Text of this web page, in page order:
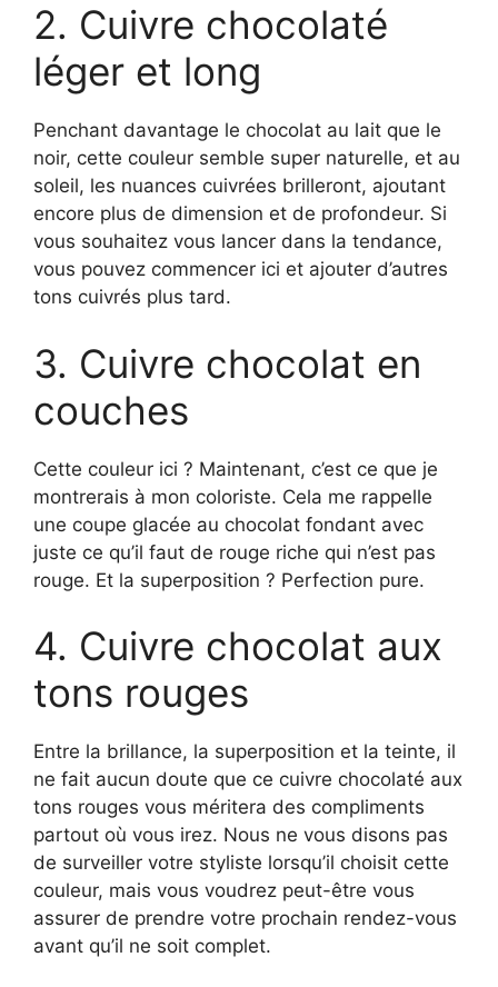
2. Cuivre chocolaté
léger et long
Penchant davantage le chocolat au lait que le
noir, cette couleur semble super naturelle, et au
soleil, les nuances cuivrées brilleront, ajoutant
encore plus de dimension et de profondeur. Si
vous souhaitez vous lancer dans la tendance,
vous pouvez commencer ici et ajouter d’autres
tons cuivrés plus tard.
3. Cuivre chocolat en
couches
Cette couleur ici ? Maintenant, c’est ce que je
montrerais à mon coloriste. Cela me rappelle
une coupe glacée au chocolat fondant avec
juste ce qu’il faut de rouge riche qui n’est pas
rouge. Et la superposition ? Perfection pure.
4. Cuivre chocolat aux
tons rouges
Entre la brillance, la superposition et la teinte, il
ne fait aucun doute que ce cuivre chocolaté aux
tons rouges vous méritera des compliments
partout où vous irez. Nous ne vous disons pas
de surveiller votre styliste lorsqu’il choisit cette
couleur, mais vous voudrez peut-être vous
assurer de prendre votre prochain rendez-vous
avant qu’il ne soit complet.